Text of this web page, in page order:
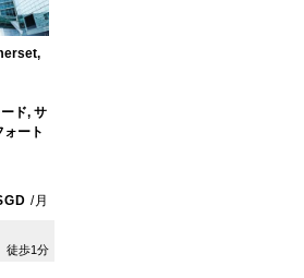
ド, サ
ート
/月
徒歩1分